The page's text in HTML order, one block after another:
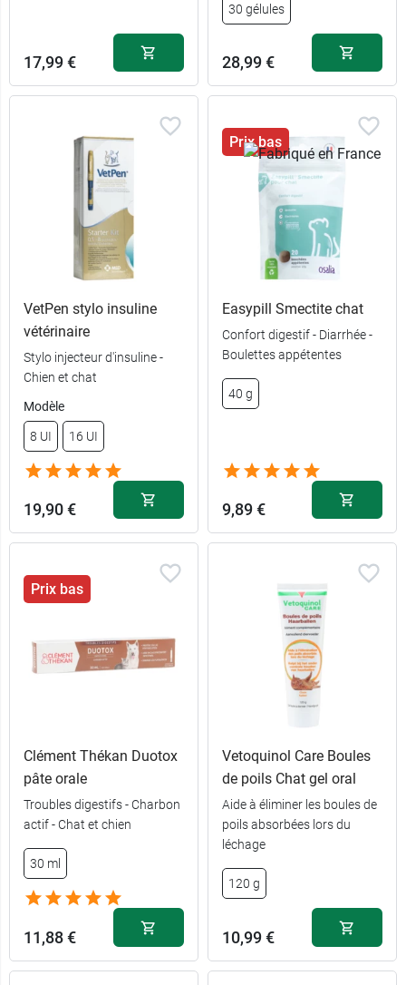
17,99 €
30 gélules
28,99 €
VetPen stylo insuline
vétérinaire
Stylo injecteur d'insuline -
Chien et chat
Modèle
8 UI 16 UI
19,90 €
8 UI
16 UI 19,90 €
Prix bas
Easypill Smectite chat
Confort digestif - Diarrhée -
Boulettes appétentes
40 g
9,89 €
Prix bas
Clément Thékan Duotox
pâte orale
Troubles digestifs - Charbon
actif - Chat et chien
30 ml
11,88 €
Vetoquinol Care Boules
de poils Chat gel oral
Aide à éliminer les boules de
poils absorbées lors du
léchage
120 g
10,99 €